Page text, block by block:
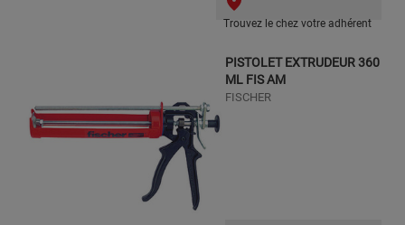
Trouvez le chez votre adhérent
PISTOLET EXTRUDEUR 360
ML FIS AM
FISCHER